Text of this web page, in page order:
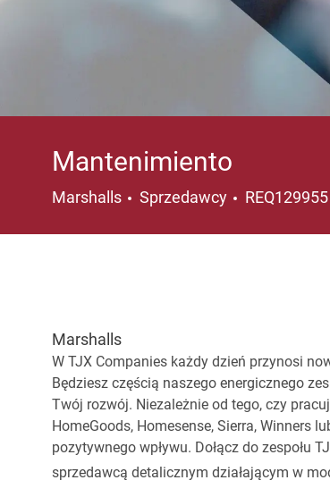
Mantenimiento
Marshalls Kategoria
Sprzedawcy REQ129955
Marshalls
W TJX Companies każdy dzień przynosi
Będziesz częścią naszego energicznego
Twój rozwój. Niezależnie od tego, czy
HomeGoods, Homesense, Sierra, Winners
pozytywnego wpływu. Dołącz do zespołu
sprzedawcą detalicznym działającym w